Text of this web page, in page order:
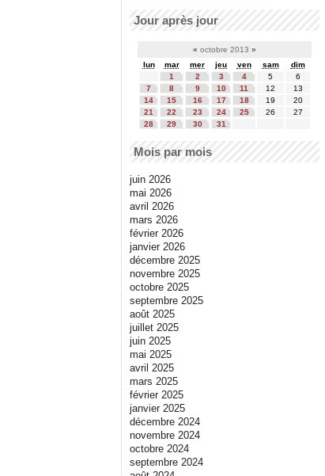
Jour après jour
« octobre 2013 »
lun
mar mer jeu ven sam
dim
1
2 3 4 5
6
7
8 9 10 11 12
13
14
15 16 17 18 19
20
21
22 23 24 25 26
27
28
29 30 31
Mois par mois
juin 2026
mai 2026
avril 2026
mars 2026
février 2026
janvier 2026
décembre 2025
novembre 2025
octobre 2025
septembre 2025
août 2025
juillet 2025
juin 2025
mai 2025
avril 2025
mars 2025
février 2025
janvier 2025
décembre 2024
novembre 2024
octobre 2024
septembre 2024